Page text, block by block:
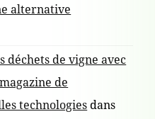
alternative
déchets de vigne avec
de
technologiesdans